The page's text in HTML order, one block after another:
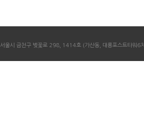
서울시 금천구 벚꽃로 298, 1414호 (가산동, 대륭포스트